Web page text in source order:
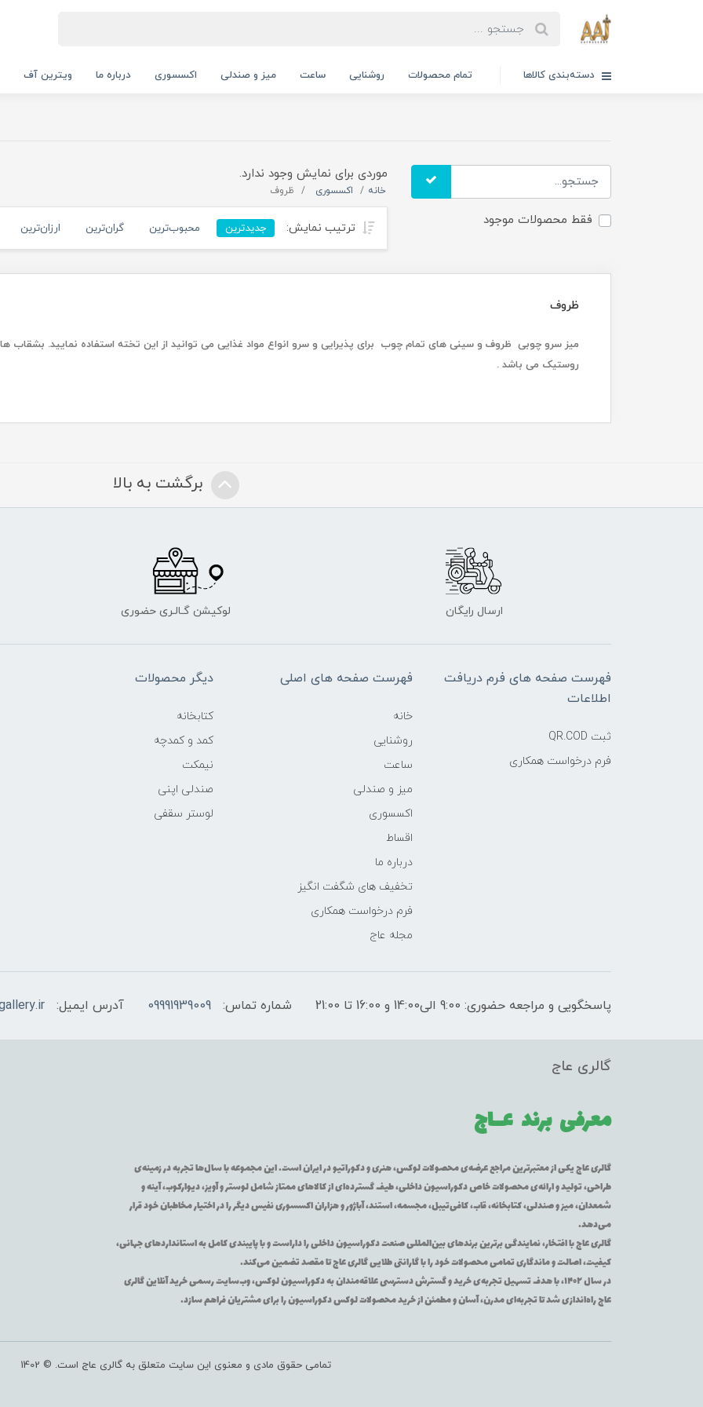
دسته‌بندی کالاها تمام محصولات روشنایی ساعت میز و صندلی اکسسوری درباره ما ویترین آف
فقط محصولات موجود
موردی برای نمایش وجود ندارد.
خانه اکسسوری ظروف
ترتیب نمایش: جدیدترین محبوب‌ترین گران‌ترین ارزان‌ترین
ظروف
میز سرو چوبی ظروف و سینی های تمام چوب برای پذیرایی و سرو انواع مواد غذایی می توانید از این تخته استفاده نمایید. بشقاب
روستیک می باشد .
برگشت به بالا
ارسال رایگان لوکیشن گـالـری حضوری
فهرست صفحه های فرم دریافت
اطلاعات
ثبت QR.COD
فرم درخواست همکاری
فهرست صفحه های اصلی
خانه
روشنایی
ساعت
میز و صندلی
اکسسوری
اقساط
درباره ما
تخفیف های شگفت انگیز
فرم درخواست همکاری
مجله عاج
دیگر محصولات
کتابخانه
کمد و کمدچه
نیمکت
صندلی اپنی
لوستر سقفی
پاسخگویی و مراجعه حضوری: 9:00 الی14:00 و 16:00 تا 21:00 شماره تماس: 09991939009 آدرس ایمیل:
گالری عاج
معرفی برند عــاج
گالری عاج یکی از معتبرترین مراجع عرضه‌ی محصولات لوکس، هنری و دکوراتیو در ایران است. این مجموعه با سال‌ها تجربه در زمینه‌ی
طراحی، تولید و ارائه‌ی محصولات خاص دکوراسیون داخلی، طیف گسترده‌ای از کالاهای ممتاز شامل لوستر و آویز، دیوارکوب، آینه و
شمعدان، میز و صندلی، کتابخانه، قاب، کافی‌تیبل، مجسمه، استند، آباژور و هزاران اکسسوری نفیس دیگر را در اختیار مخاطبان خود قرار
می‌دهد.
گالری عاج با افتخار، نمایندگی برترین برندهای بین‌المللی صنعت دکوراسیون داخلی را داراست و با پایبندی کامل به استانداردهای جهانی،
کیفیت، اصالت و ماندگاری تمامی محصولات خود را با گارانتی طلایی گالری عاج تا مقصد تضمین می‌کند.
در سال ۱۴۰۲، با هدف تسهیل تجربه‌ی خرید و گسترش دسترسی علاقه‌مندان به دکوراسیون لوکس، وب‌سایت رسمی خرید آنلاین گالری
عاج راه‌اندازی شد تا تجربه‌ای مدرن، آسان و مطمئن از خرید محصولات لوکس دکوراسیون را برای مشتریان فراهم سازد.
تمامی حقوق مادی و معنوی این سایت متعلق به گالری عاج است. © 1402